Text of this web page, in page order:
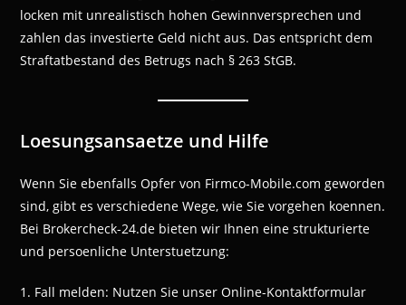
locken mit unrealistisch hohen Gewinnversprechen und
zahlen das investierte Geld nicht aus. Das entspricht dem
Straftatbestand des Betrugs nach § 263 StGB.
Loesungsansaetze und Hilfe
Wenn Sie ebenfalls Opfer von Firmco-Mobile.com geworden
sind, gibt es verschiedene Wege, wie Sie vorgehen koennen.
Bei Brokercheck-24.de bieten wir Ihnen eine strukturierte
und persoenliche Unterstuetzung:
1. Fall melden: Nutzen Sie unser Online-Kontaktformular